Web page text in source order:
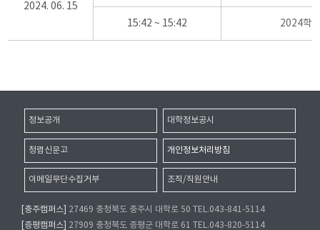
2024. 06. 15
15:42 ~ 15:42 2024학
정보공개 대학정보공시
청렴신문고 개인정보처리방침
이메일무단수집거부 조직/직원안내
[충주캠퍼스]
27469 충청북도 충주시 대학로 50 TEL.043-841-5114
[증평캠퍼스]
27909 충청북도 증평군 대학로 61 TEL.043-820-5114